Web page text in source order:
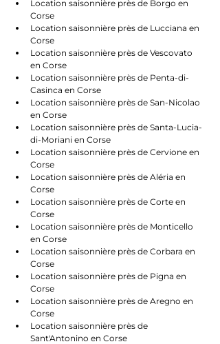
Location saisonnière près de Borgo en
Corse
Location saisonnière près de Lucciana en
Corse
Location saisonnière près de Vescovato
en Corse
Location saisonnière près de Penta-di-
Casinca en Corse
Location saisonnière près de San-Nicolao
en Corse
Location saisonnière près de Santa-Lucia-
di-Moriani en Corse
Location saisonnière près de Cervione en
Corse
Location saisonnière près de Aléria en
Corse
Location saisonnière près de Corte en
Corse
Location saisonnière près de Monticello
en Corse
Location saisonnière près de Corbara en
Corse
Location saisonnière près de Pigna en
Corse
Location saisonnière près de Aregno en
Corse
Location saisonnière près de
Sant'Antonino en Corse